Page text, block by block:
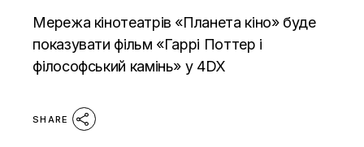
Мережа кінотеатрів «Планета кіно» буде
показувати фільм «Гаррі Поттер і
філософський камінь» у 4DX
SHARE